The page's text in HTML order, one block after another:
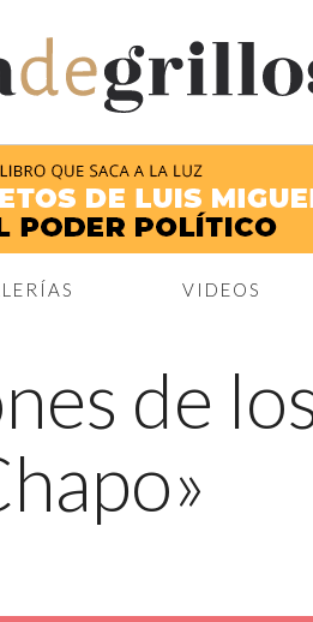
VIDEOS
de